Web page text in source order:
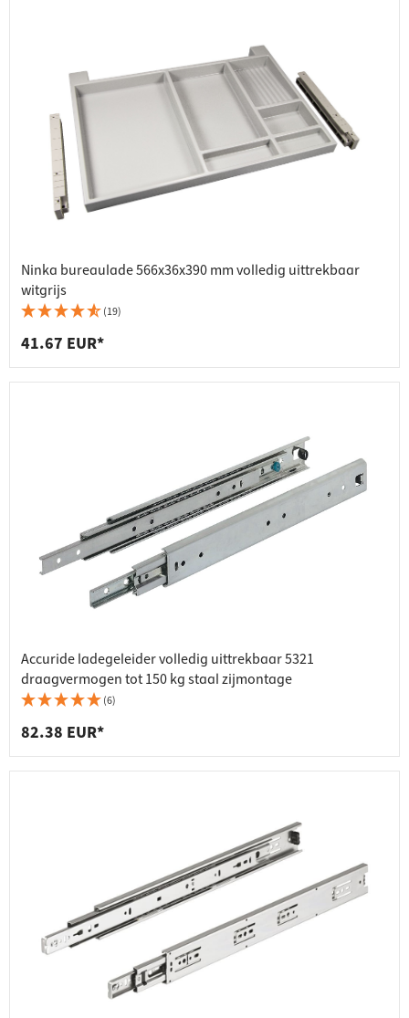
Ninka bureaulade 566x36x390 mm volledig uittrekbaar
witgrijs
(19)
41.67 EUR*
Accuride ladegeleider volledig uittrekbaar 5321
draagvermogen tot 150 kg staal zijmontage
(6)
82.38 EUR*